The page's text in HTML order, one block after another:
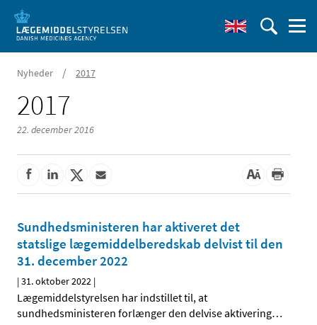
Nyheder / 2017
2017
22. december 2016
Sundhedsministeren har aktiveret det
statslige lægemiddelberedskab delvist til den
31. december 2022
|31. oktober 2022 |
Lægemiddelstyrelsen har indstillet til, at
sundhedsministeren forlænger den delvise aktivering…